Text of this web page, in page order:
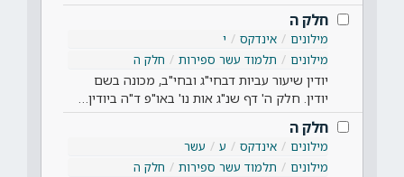
חלק ה
מילונים אינדקס
י
מילונים
תלמוד עשר ספירות חלק ה
יודין שיעור עביות דבחי"ג ובחי"ב, מכונה בשם
יודין. חלק ה' דף שנ"ג אות נו' באו"פ ד"ה ביודין…
חלק ה
מילונים אינדקס ע
עשר
מילונים
תלמוד עשר ספירות חלק ה